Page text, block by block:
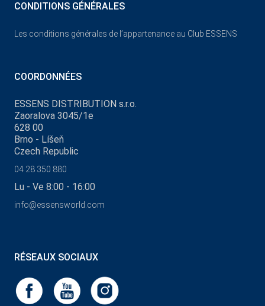
CONDITIONS GÉNÉRALES
Les conditions générales de l’appartenance au Club ESSENS
COORDONNÉES
ESSENS DISTRIBUTION s.r.o.
Zaoralova 3045/1e
628 00
Brno - Líšeň
Czech Republic
04 28 350 880
Lu - Ve 8:00 - 16:00
info@essensworld.com
RÉSEAUX SOCIAUX